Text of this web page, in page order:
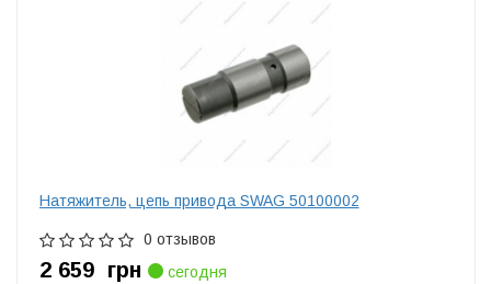
Натяжитель, цепь привода SWAG 50100002
0 отзывов
2 659 грн
сегодня